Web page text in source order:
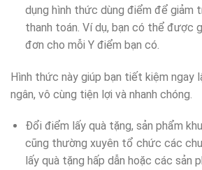
dụng hình thức dùng điểm để giảm
thanh toán. Ví dụ, bạn có thể được
đơn cho mỗi Y điểm bạn có.
Hình thức này giúp bạn tiết kiệm ngay
ngân, vô cùng tiện lợi và nhanh chóng.
Đổi điểm lấy quà tặng, sản phẩm
cũng thường xuyên tổ chức các
lấy quà tặng hấp dẫn hoặc các sản